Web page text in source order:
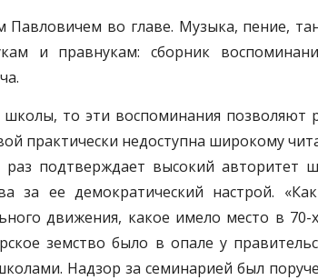
во главе. Музыка, пение,
и правнукам: сборник
школы, то эти воспоминания позволяют
практически недоступна широкому
раз подтверждает высокий авторитет
за ее демократический настрой.
движения, какое имело место в
земство было в опале у
Надзор за семинарией был